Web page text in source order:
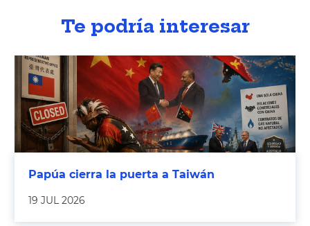
Te podría interesar
Papúa cierra la puerta a Taiwán
19 JUL 2026